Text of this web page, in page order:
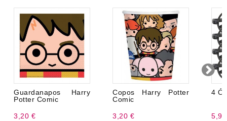
Guardanapos Harry
Potter Comic
3,20 €
Copos Harry Potter
Comic
3,20 €
4